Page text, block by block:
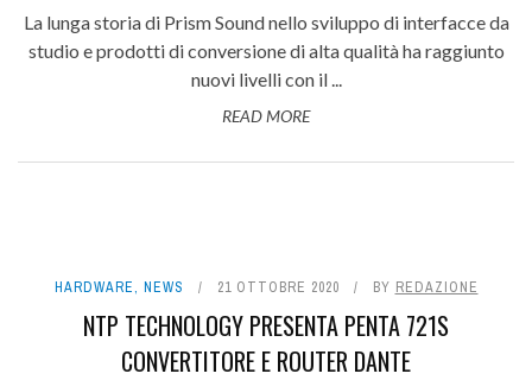
La lunga storia di Prism Sound nello sviluppo di interfacce da
studio e prodotti di conversione di alta qualità ha raggiunto
nuovi livelli con il ...
READ MORE
HARDWARE, NEWS 21 OTTOBRE 2020 BY REDAZIONE
NTP TECHNOLOGY PRESENTA PENTA 721S
CONVERTITORE E ROUTER DANTE